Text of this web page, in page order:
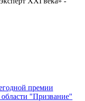
премии
области "Призвание"